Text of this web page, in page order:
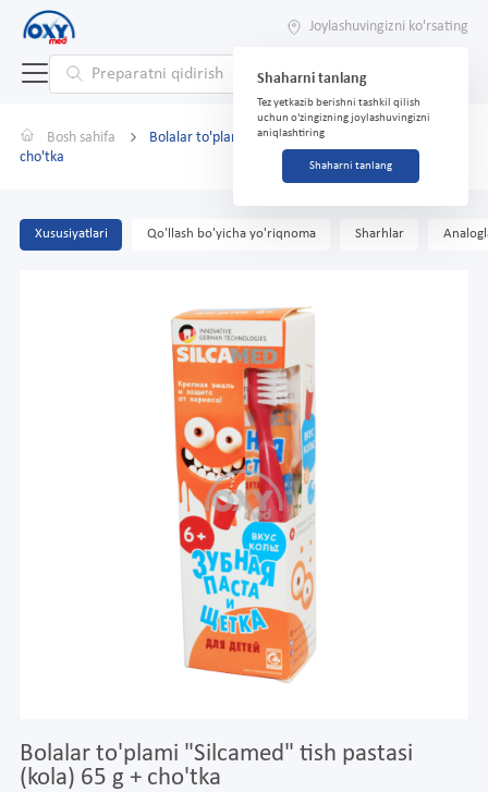
Joylashuvingizni ko'rsating
Shaharni tanlang
Tez yetkazib berishni tashkil qilish
uchun o'zingizning joylashuvingizni
aniqlashtiring
Shaharni tanlang
Bosh sahifa
Bolalar to'plami "Silcamed" tish pastasi (kola) 65 g +
cho'tka
Xususiyatlari Qo'llash bo'yicha yo'riqnoma Sharhlar
Bolalar to'plami "Silcamed" tish pastasi
(kola) 65 g + cho'tka